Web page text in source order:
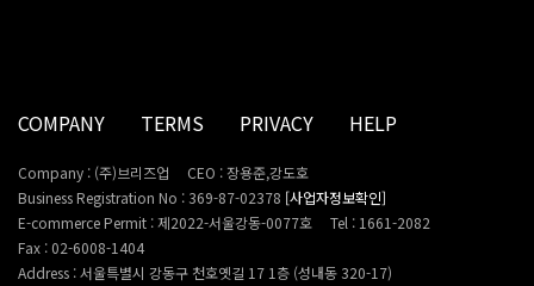
COMPANY TERMS PRIVACY HELP
Company : (주)브리즈업
CEO : 장용준,강도호
Business Registration No : 369-87-02378 [사업자정보확인]
E-commerce Permit : 제2022-서울강동-0077호
Tel : 1661-2082
Fax : 02-6008-1404
Address : 서울특별시 강동구 천호옛길 17 1층 (성내동 320-17)